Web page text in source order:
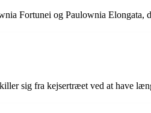
Fortunei og Paulownia
sig fra kejsertræet ved at have